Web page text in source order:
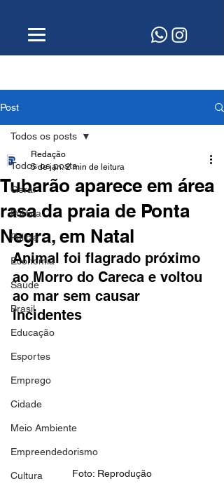
Post
Todos os posts
Geral
Política
Polícia
Economia
Saúde
Brasil
Educação
Esportes
Emprego
Cidade
Meio Ambiente
Empreendedorismo
Cultura
Todos os posts
Tubarão aparece em área
rasa da praia de Ponta
Negra, em Natal
Redação
5 de jan. 2 min de leitura
Animal foi flagrado próximo
ao Morro do Careca e voltou
ao mar sem causar
incidentes
Foto: Reprodução